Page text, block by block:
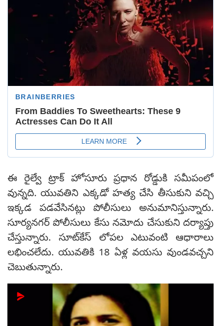
ఈ రైల్వే ట్రాక్ హోసూరు ప్రధాన రోడ్డుకి సమీపంలో
వున్నది. యువతిని ఎక్కడో హత్య చేసి తీసుకుని వచ్చి
ఇక్కడ పడవేసినట్లు పోలీసులు అనుమానిస్తున్నారు.
సూర్యనగర్ పోలీసులు కేసు నమోదు చేసుకుని దర్యాప్తు
చేస్తున్నారు. సూట్‌కేస్ లోపల ఎటువంటి ఆధారాలు
లభించలేదు. యువతికి 18 ఏళ్ల వయసు వుండవచ్చని
చెబుతున్నారు.